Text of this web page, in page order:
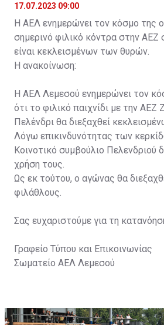
17.07.2023 09:00
Η ΑΕΛ ενημερώνει τον κόσμο της
σημερινό φιλικό κόντρα στην ΑΕΖ
είναι κεκλεισμένων των θυρών.
Η ανακοίνωση:
Η ΑΕΛ Λεμεσού ενημερώνει τον
ότι το φιλικό παιχνίδι με την ΑΕΖ
Πελένδρι θα διεξαχθεί
Λόγω επικινδυνότητας των
Κοινοτικό συμβούλιο Πελενδριού
χρήση τους.
Ως εκ τούτου, ο αγώνας θα
φιλάθλους.
Σας ευχαριστούμε για τη
Γραφείο Τύπου και Επικοινωνίας
Σωματείο ΑΕΛ Λεμεσού